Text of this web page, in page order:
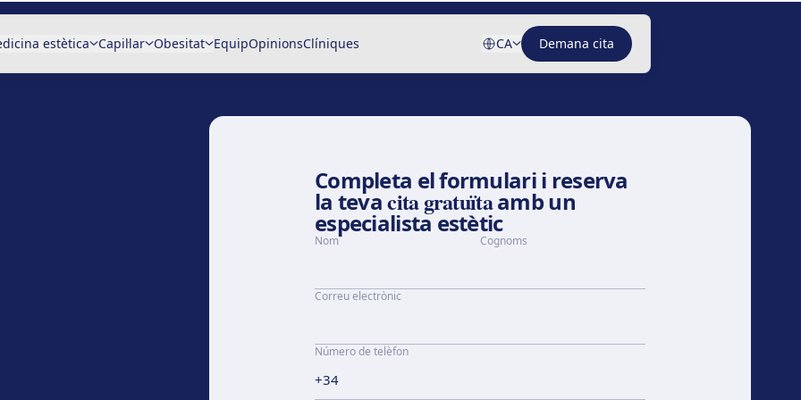
estètica Capil·lar Obesitat EquipOpinionsClíniques CA Demana cita
Completa el formulari i reserva
la tevacita gratuïtaamb un
especialista estètic
Nom Cognoms
Correu electrònic
Número de telèfon